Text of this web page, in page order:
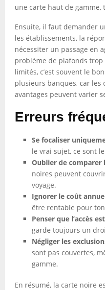
une carte haut de
Ensuite, il faut demander
les établissements, la
nécessiter un passage en
problème de plafonds trop
limités, c’est souvent le
plusieurs banques, car les
avantages peuvent varier
Erreurs
Se focaliser
le vrai sujet, ce sont
Oublier de comparer
noires peuvent
voyage.
Ignorer le coût
être rentable pour
Penser que l’accès
garde toujours un
Négliger les
sont pas couvertes,
gamme.
En résumé, la carte noire